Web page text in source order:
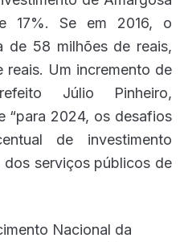
17%. Se em 2016, o
de 58 milhões de reais,
reais. Um incremento de
Júlio Pinheiro,
“para 2024, os desafios
de investimento
serviços públicos de
Nacional da